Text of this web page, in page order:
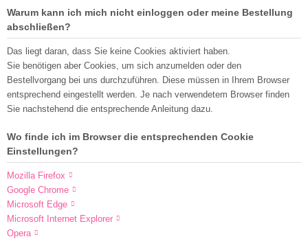
Warum kann ich mich nicht einloggen oder meine Bestellung
abschließen?
Das liegt daran, dass Sie keine Cookies aktiviert haben.
Sie benötigen aber Cookies, um sich anzumelden oder den
Bestellvorgang bei uns durchzuführen. Diese müssen in Ihrem Browser
entsprechend eingestellt werden. Je nach verwendetem Browser finden
Sie nachstehend die entsprechende Anleitung dazu.
Wo finde ich im Browser die entsprechenden Cookie
Einstellungen?
Mozilla Firefox
Google Chrome
Microsoft Edge
Microsoft Internet Explorer
Opera